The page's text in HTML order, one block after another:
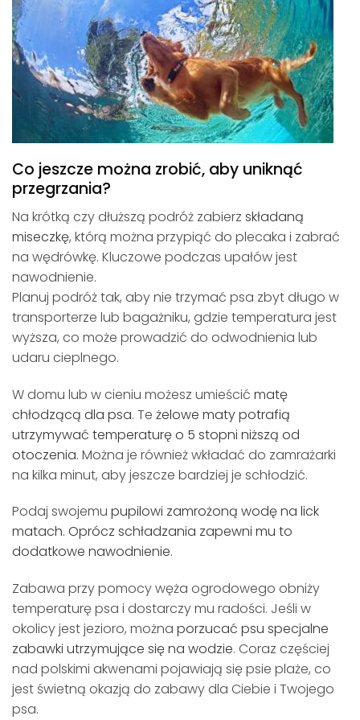
Co jeszcze można zrobić, aby uniknąć
przegrzania?
Na krótką czy dłuższą podróż zabierz składaną
miseczkę, którą można przypiąć do plecaka i zabrać
na wędrówkę. Kluczowe podczas upałów jest
nawodnienie.
Planuj podróż tak, aby nie trzymać psa zbyt długo w
transporterze lub bagażniku, gdzie temperatura jest
wyższa, co może prowadzić do odwodnienia lub
udaru cieplnego.
W domu lub w cieniu możesz umieścić matę
chłodzącą dla psa. Te żelowe maty potrafią
utrzymywać temperaturę o 5 stopni niższą od
otoczenia. Można je również wkładać do zamrażarki
na kilka minut, aby jeszcze bardziej je schłodzić.
Podaj swojemu pupilowi zamrożoną wodę na lick
matach. Oprócz schładzania zapewni mu to
dodatkowe nawodnienie.
Zabawa przy pomocy węża ogrodowego obniży
temperaturę psa i dostarczy mu radości. Jeśli w
okolicy jest jezioro, można porzucać psu specjalne
zabawki utrzymujące się na wodzie. Coraz częściej
nad polskimi akwenami pojawiają się psie plaże, co
jest świetną okazją do zabawy dla Ciebie i Twojego
psa.